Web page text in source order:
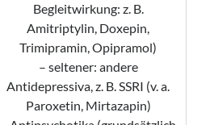
Begleitwirkung: z. B.
Amitriptylin, Doxepin,
Trimipramin, Opipramol)
– seltener: andere
Antidepressiva, z. B. SSRI (v. a.
Paroxetin, Mirtazapin)